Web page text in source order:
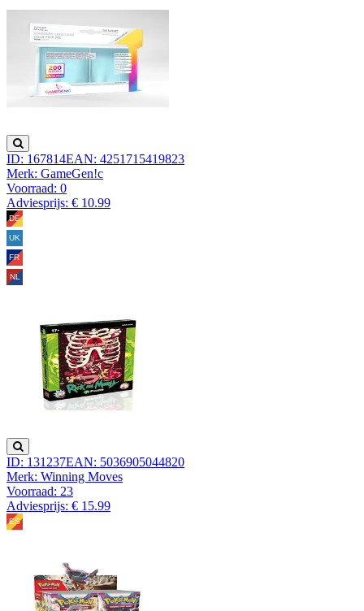
ID: 167814EAN: 4251715419823
Merk: GameGen!c
Voorraad: 0
Adviesprijs: € 10.99
ID: 131237EAN: 5036905044820
Merk: Winning Moves
Voorraad: 23
Adviesprijs: € 15.99